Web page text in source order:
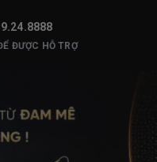
ĐƯỢC HỖ TRỢ